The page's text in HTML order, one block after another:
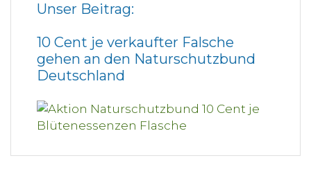
Unser Beitrag:
10 Cent je verkaufter Falsche
gehen an den Naturschutzbund
Deutschland